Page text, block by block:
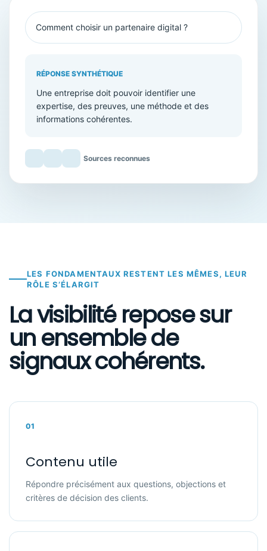
Comment choisir un partenaire digital ?
RÉPONSE SYNTHÉTIQUE
Une entreprise doit pouvoir identifier une
expertise, des preuves, une méthode et des
informations cohérentes.
Sources reconnues
LES FONDAMENTAUX RESTENT LES MÊMES, LEUR
RÔLE S’ÉLARGIT
La visibilité repose sur
un ensemble de
signaux cohérents.
01
Contenu utile
Répondre précisément aux questions, objections et
critères de décision des clients.